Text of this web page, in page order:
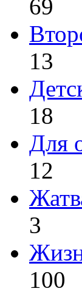
69
13
18
Для
12
3
100